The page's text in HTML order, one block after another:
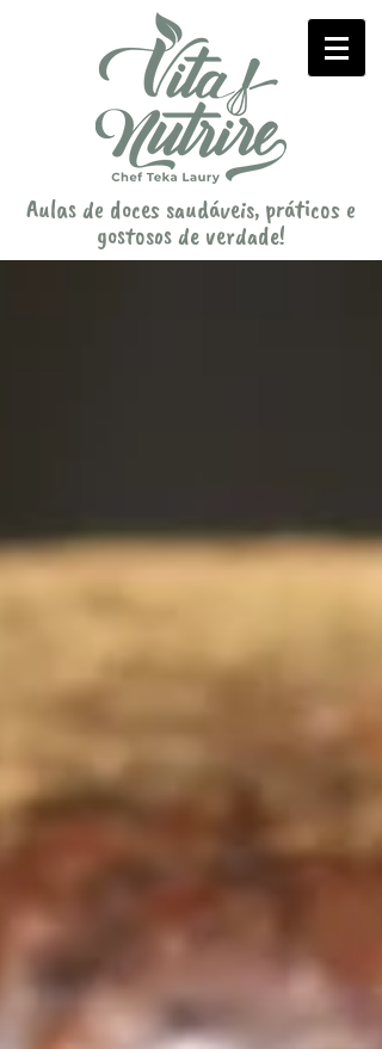
Aulas de doces saudáveis, práticos e
gostosos de verdade!